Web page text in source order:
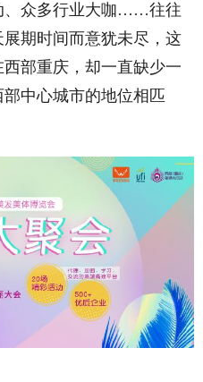
、众多行业大咖……往往
期时间而意犹未尽，这
部重庆，却一直缺少一
中心城市的地位相匹